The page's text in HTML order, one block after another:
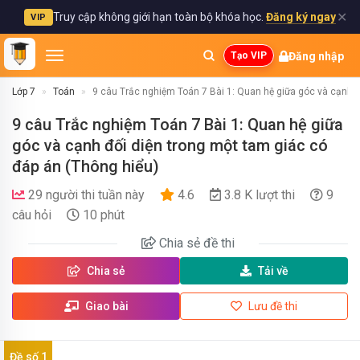
VIP Truy cập không giới hạn toàn bộ khóa học. Đăng ký ngay✕
Tạo VIP Đăng nhập
Lớp 7 Toán 9 câu Trắc nghiệm Toán 7 Bài 1: Quan hệ giữa góc và
9 câu Trắc nghiệm Toán 7 Bài 1: Quan hệ giữa
góc và cạnh đối diện trong một tam giác có
đáp án (Thông hiểu)
29 người thi tuần này 4.6 3.8 K lượt thi
9
câu hỏi
10 phút
Chia sẻ đề thi
Chia sẻ
Giao bài
Tải về
Lưu đề thi
Đề số 1